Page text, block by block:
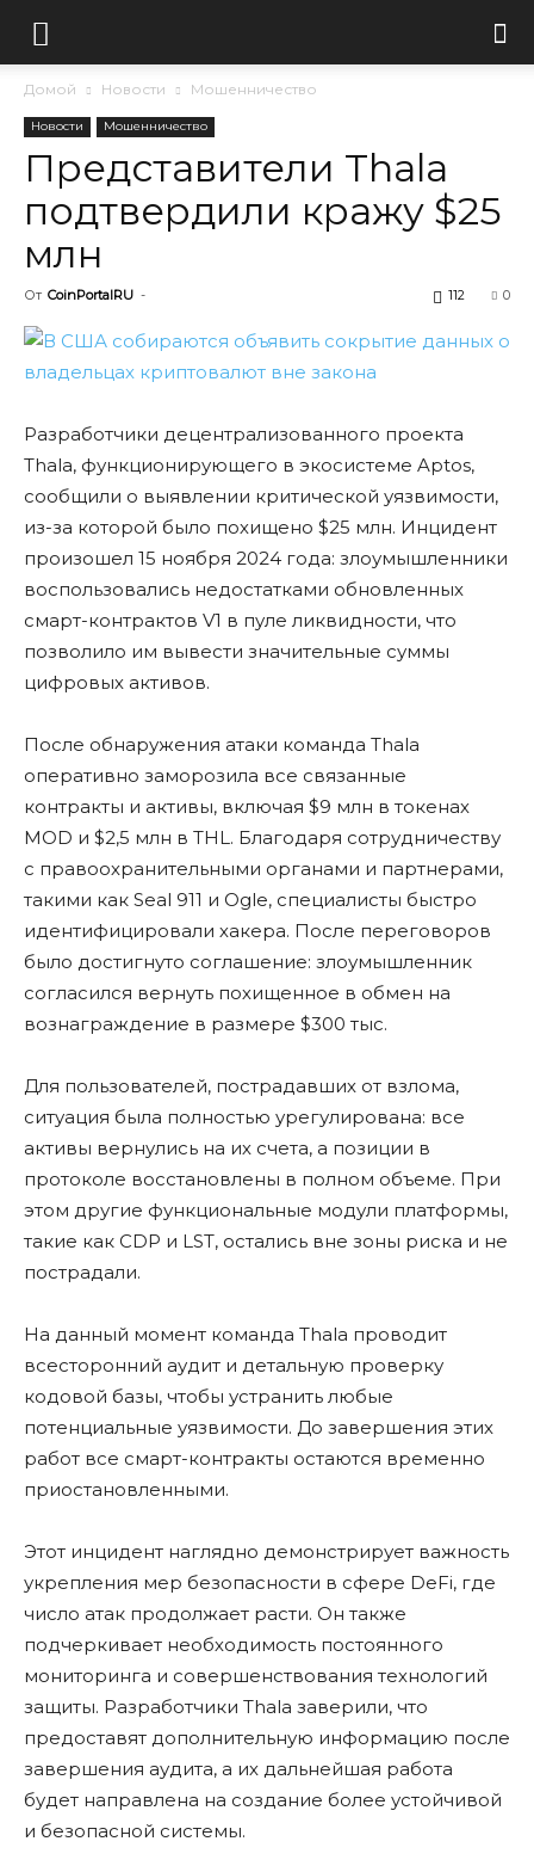
Домой Новости Мошенничество
Новости Мошенничество
Представители Thala
подтвердили кражу $25
млн
От CoinPortalRU - 0
112
Разработчики децентрализованного проекта
Thala, функционирующего в экосистеме Aptos,
сообщили о выявлении критической уязвимости,
из-за которой было похищено $25 млн. Инцидент
произошел 15 ноября 2024 года: злоумышленники
воспользовались недостатками обновленных
смарт-контрактов V1 в пуле ликвидности, что
позволило им вывести значительные суммы
цифровых активов.
После обнаружения атаки команда Thala
оперативно заморозила все связанные
контракты и активы, включая $9 млн в токенах
MOD и $2,5 млн в THL. Благодаря сотрудничеству
с правоохранительными органами и партнерами,
такими как Seal 911 и Ogle, специалисты быстро
идентифицировали хакера. После переговоров
было достигнуто соглашение: злоумышленник
согласился вернуть похищенное в обмен на
вознаграждение в размере $300 тыс.
Для пользователей, пострадавших от взлома,
ситуация была полностью урегулирована: все
активы вернулись на их счета, а позиции в
протоколе восстановлены в полном объеме. При
этом другие функциональные модули платформы,
такие как CDP и LST, остались вне зоны риска и не
пострадали.
На данный момент команда Thala проводит
всесторонний аудит и детальную проверку
кодовой базы, чтобы устранить любые
потенциальные уязвимости. До завершения этих
работ все смарт-контракты остаются временно
приостановленными.
Этот инцидент наглядно демонстрирует важность
укрепления мер безопасности в сфере DeFi, где
число атак продолжает расти. Он также
подчеркивает необходимость постоянного
мониторинга и совершенствования технологий
защиты. Разработчики Thala заверили, что
предоставят дополнительную информацию после
завершения аудита, а их дальнейшая работа
будет направлена на создание более устойчивой
и безопасной системы.